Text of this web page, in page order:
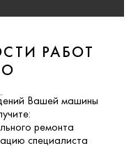
РАБОТ
Вашей машины
ремонта
специалиста